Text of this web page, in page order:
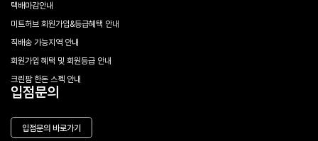
택배마감안내
미트허브 회원가입&등급혜택 안내
직배송 가능지역 안내
회원가입 혜택 및 회원등급 안내
크린팜 한돈 스펙 안내
입점문의
입점문의 바로가기